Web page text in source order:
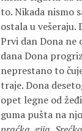
to. Nikada nismo
ostala u
Prvi dan Dona ne
dana Dona
neprestano to
traje. Dona
opet legne od
guma pušta na